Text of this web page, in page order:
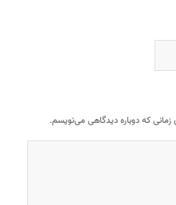
زمانی که دوباره دیدگاهی می‌نویسم.